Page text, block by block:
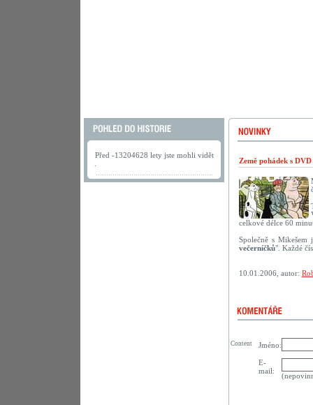
Před -13204628 lety jste mohli vidět
Země pohádek s
celkové délce 60
Společně s
večerníčků". Každé
10.01.2006, autor:
Jméno:
E-
mail:
Content